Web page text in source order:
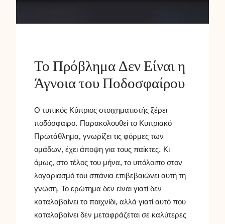
Το Πρόβλημα Δεν Είναι η
Άγνοια του Ποδοσφαίρου
Ο τυπικός Κύπριος στοιχηματιστής ξέρει
ποδόσφαιρο. Παρακολουθεί το Κυπριακό
Πρωτάθλημα, γνωρίζει τις φόρμες των
ομάδων, έχει άποψη για τους παίκτες. Κι
όμως, στο τέλος του μήνα, το υπόλοιπο στον
λογαριασμό του σπάνια επιβεβαιώνει αυτή τη
γνώση. Το ερώτημα δεν είναι γιατί δεν
καταλαβαίνει το παιχνίδι, αλλά γιατί αυτό που
καταλαβαίνει δεν μεταφράζεται σε καλύτερες